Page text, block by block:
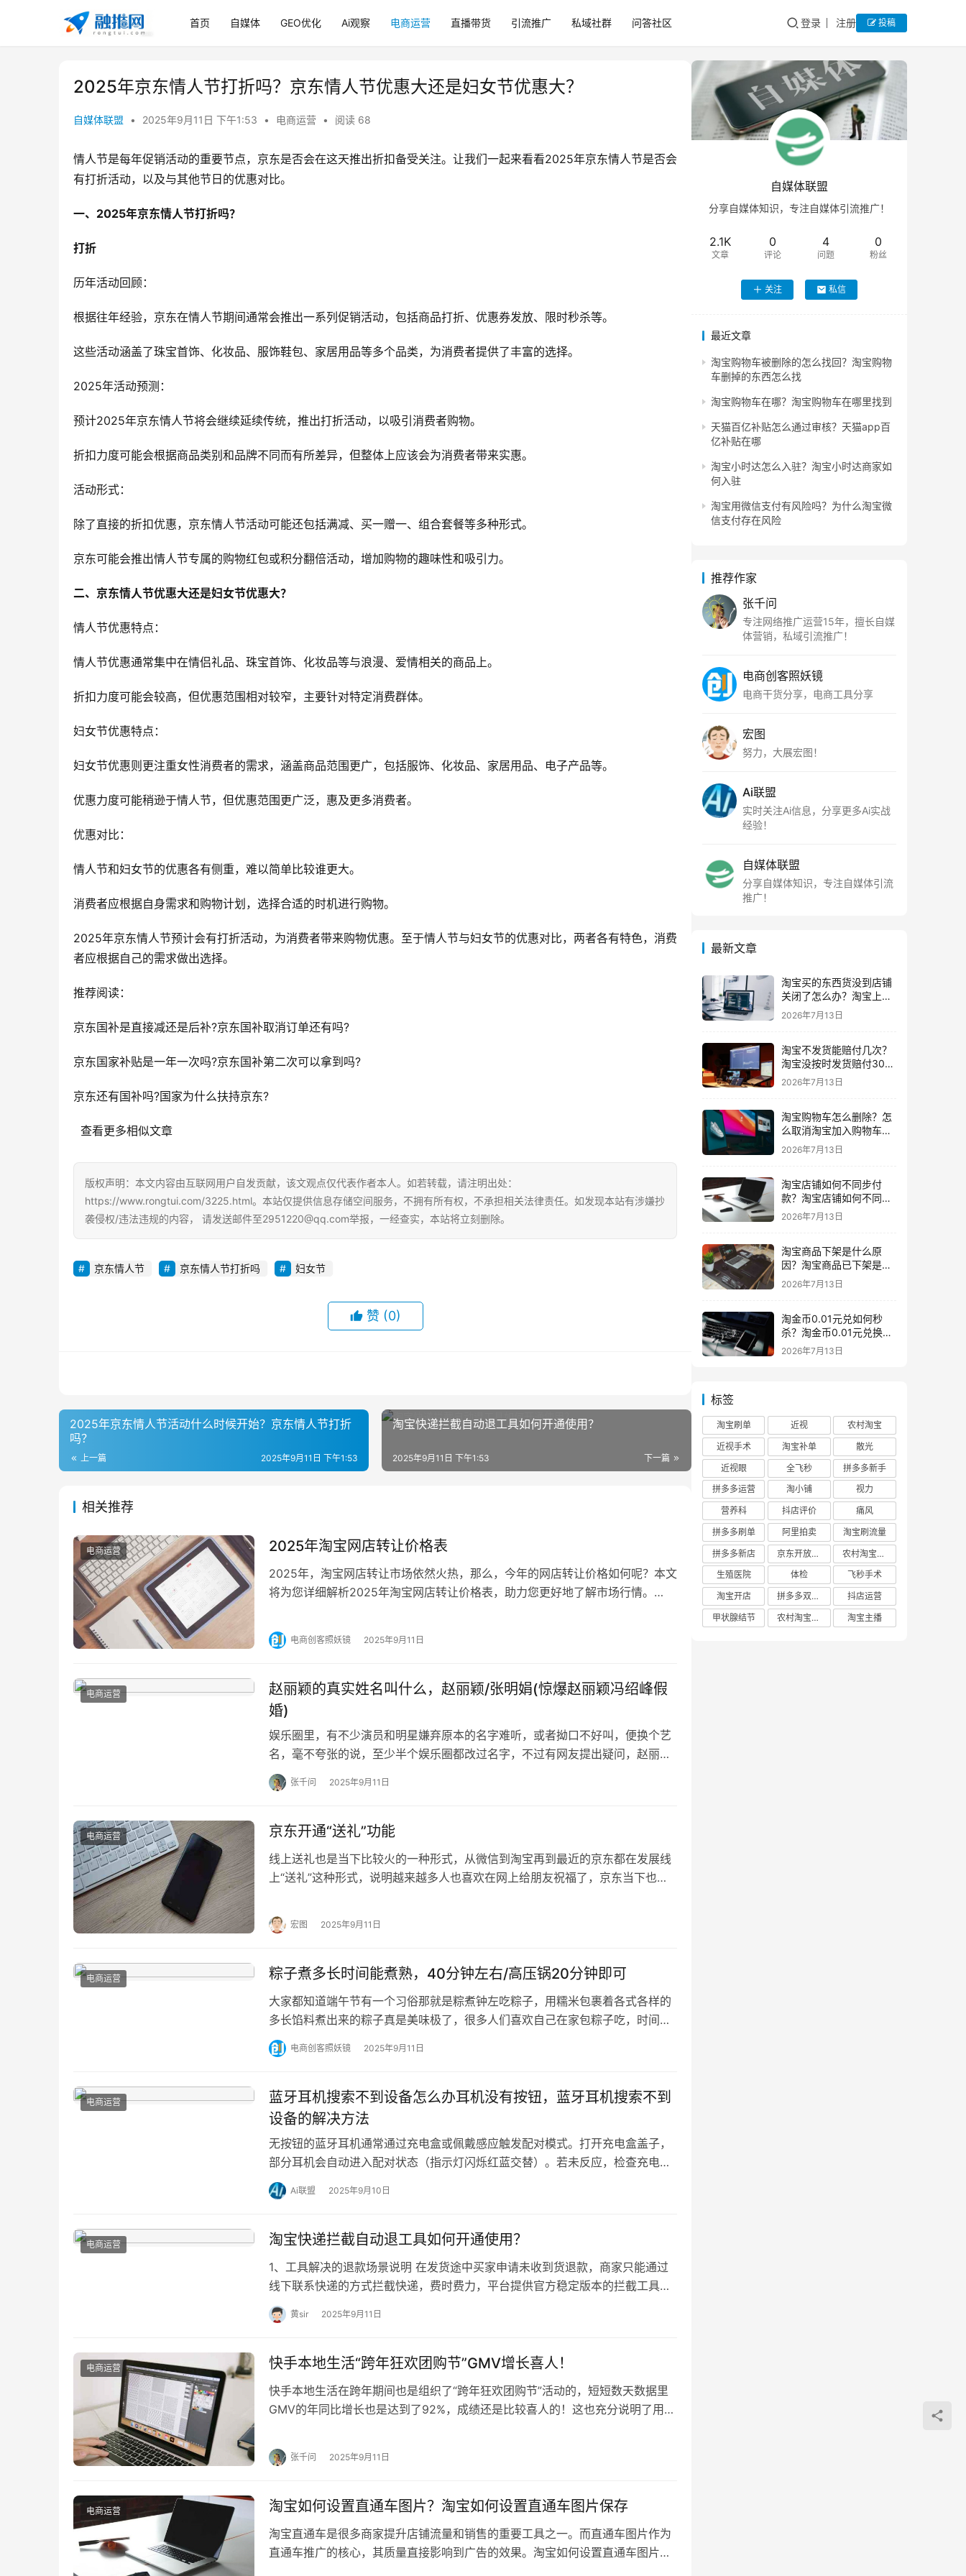
首页 自媒体 GEO优化 Ai观察 电商运营 直播带货 引流推广 私域社群 问答社区 登录 注册 投稿
2025年京东情人节打折吗？京东情人节优惠大还是妇女节优惠大？
自媒体联盟 • 2025年9月11日 下午1:53 • 电商运营 • 阅读 68
情人节是每年促销活动的重要节点，京东是否会在这天推出折扣备受关注。让我们一起来看看2025年京东情人节是否会
有打折活动，以及与其他节日的优惠对比。
一、2025年京东情人节打折吗？
打折
历年活动回顾：
根据往年经验，京东在情人节期间通常会推出一系列促销活动，包括商品打折、优惠券发放、限时秒杀等。
这些活动涵盖了珠宝首饰、化妆品、服饰鞋包、家居用品等多个品类，为消费者提供了丰富的选择。
2025年活动预测：
预计2025年京东情人节将会继续延续传统，推出打折活动，以吸引消费者购物。
折扣力度可能会根据商品类别和品牌不同而有所差异，但整体上应该会为消费者带来实惠。
活动形式：
除了直接的折扣优惠，京东情人节活动可能还包括满减、买一赠一、组合套餐等多种形式。
京东可能会推出情人节专属的购物红包或积分翻倍活动，增加购物的趣味性和吸引力。
二、京东情人节优惠大还是妇女节优惠大？
情人节优惠特点：
情人节优惠通常集中在情侣礼品、珠宝首饰、化妆品等与浪漫、爱情相关的商品上。
折扣力度可能会较高，但优惠范围相对较窄，主要针对特定消费群体。
妇女节优惠特点：
妇女节优惠则更注重女性消费者的需求，涵盖商品范围更广，包括服饰、化妆品、家居用品、电子产品等。
优惠力度可能稍逊于情人节，但优惠范围更广泛，惠及更多消费者。
优惠对比：
情人节和妇女节的优惠各有侧重，难以简单比较谁更大。
消费者应根据自身需求和购物计划，选择合适的时机进行购物。
2025年京东情人节预计会有打折活动，为消费者带来购物优惠。至于情人节与妇女节的优惠对比，两者各有特色，消费
者应根据自己的需求做出选择。
推荐阅读：
京东国补是直接减还是后补?京东国补取消订单还有吗?
京东国家补贴是一年一次吗?京东国补第二次可以拿到吗?
京东还有国补吗?国家为什么扶持京东?
  查看更多相似文章
版权声明：本文内容由互联网用户自发贡献，该文观点仅代表作者本人。如若转载，请注明出处：
https://www.rongtui.com/3225.html。本站仅提供信息存储空间服务，不拥有所有权，不承担相关法律责任。如发现本站有涉嫌抄
袭侵权/违法违规的内容， 请发送邮件至2951220@qq.com举报，一经查实，本站将立刻删除。
京东情人节 京东情人节打折吗 妇女节
赞 (0)
2025年京东情人节活动什么时候开始？京东情人节打折
吗？
上一篇 2025年9月11日 下午1:53
淘宝快递拦截自动退工具如何开通使用？
下一篇
2025年9月11日 下午1:53
相关推荐
电商运营 2025年淘宝网店转让价格表
2025年，淘宝网店转让市场依然火热，那么，今年的网店转让价格如何呢？本文
将为您详细解析2025年淘宝网店转让价格表，助力您更好地了解市场行情。
电商创客照妖镜 2025年9月11日
电商运营
赵丽颖的真实姓名叫什么，赵丽颖/张明娟(惊爆赵丽颖冯绍峰假
婚)
娱乐圈里，有不少演员和明星嫌弃原本的名字难听，或者拗口不好叫，便换个艺
名，毫不夸张的说，至少半个娱乐圈都改过名字，不过有网友提出疑问，赵丽颖
来自农村，她是不是改过名字？赵丽颖的真实…
张千问 2025年9月11日
电商运营 京东开通“送礼”功能
线上送礼也是当下比较火的一种形式，从微信到淘宝再到最近的京东都在发展线
上“送礼”这种形式，说明越来越多人也喜欢在网上给朋友祝福了，京东当下也是
宏图 2025年9月11日
电商运营 粽子煮多长时间能煮熟，40分钟左右/高压锅20分钟即可
大家都知道端午节有一个习俗那就是粽煮钟左吃粽子，用糯米包裹着各式各样的
多长馅料煮出来的粽子真是美味极了，很多人们喜欢自己在家包粽子吃，时间熟
分神奇那粽子煮多长时间能煮熟呢？没煮熟或…
电商创客照妖镜 2025年9月11日
电商运营
蓝牙耳机搜索不到设备怎么办耳机没有按钮，蓝牙耳机搜索不到
设备的解决方法
无按钮的蓝牙耳机通常通过充电盒或佩戴感应触发配对模式。打开充电盒盖子，
部分耳机会自动进入配对状态（指示灯闪烁红蓝交替）。若未反应，检查充电盒
是否有隐藏的配对键（如长按盒内按键3-5…
Ai联盟 2025年9月10日
电商运营 淘宝快递拦截自动退工具如何开通使用？
1、工具解决的退款场景说明 在发货途中买家申请未收到货退款，商家只能通过
线下联系快递的方式拦截快递，费时费力，平台提供官方稳定版本的拦截工具，
帮助商家直接触发快递拦截指令并极速完成…
黄sir 2025年9月11日
电商运营 快手本地生活“跨年狂欢团购节”GMV增长喜人！
快手本地生活在跨年期间也是组织了“跨年狂欢团购节”活动的，短短数天数据里
GMV的年同比增长也是达到了92%，成绩还是比较喜人的！这也充分说明了用户
张千问 2025年9月11日
电商运营 淘宝如何设置直通车图片？淘宝如何设置直通车图片保存
淘宝直通车是很多商家提升店铺流量和销售的重要工具之一。而直通车图片作为
直通车推广的核心，其质量直接影响到广告的效果。淘宝如何设置直通车图片
自媒体联盟
分享自媒体知识，专注自媒体引流推广！
2.1K
文章
0
评论
4
问题
0
粉丝
关注 私信
最近文章
淘宝购物车被删除的怎么找回？淘宝购物
车删掉的东西怎么找
淘宝购物车在哪？淘宝购物车在哪里找到
天猫百亿补贴怎么通过审核？天猫app百
亿补贴在哪
淘宝小时达怎么入驻？淘宝小时达商家如
何入驻
淘宝用微信支付有风险吗？为什么淘宝微
信支付存在风险
推荐作家
张千问
专注网络推广运营15年，擅长自媒
体营销，私域引流推广！
电商创客照妖镜
电商干货分享，电商工具分享
宏图
努力，大展宏图！
Ai联盟
实时关注Ai信息，分享更多Ai实战
经验！
自媒体联盟
分享自媒体知识，专注自媒体引流
推广！
最新文章
淘宝买的东西货没到店铺
关闭了怎么办？淘宝上买
东西货没收到店铺关闭了
我可以申请退款吗
2026年7月13日
淘宝不发货能赔付几次？
淘宝没按时发货赔付30%
还会发货吗要赔付几次
2026年7月13日
淘宝购物车怎么删除？怎
么取消淘宝加入购物车的
东西
2026年7月13日
淘宝店铺如何不同步付
款？淘宝店铺如何不同步
闲鱼
2026年7月13日
淘宝商品下架是什么原
因？淘宝商品已下架是什
么意思一般下架是为什么
2026年7月13日
淘金币0.01元兑如何秒
杀？淘金币0.01元兑换在
哪如何兑换
2026年7月13日
标签
淘宝刷单 近视
农村淘宝
近视手术
淘宝补单
散光
近视眼
全飞秒
拼多多新手
拼多多运营
淘小铺
视力
营养科
抖店评价
痛风
拼多多刷单
阿里拍卖
淘宝刷流量
拼多多新店
京东开放平台
农村淘宝快递
生殖医院
体检
飞秒手术
淘宝开店
拼多多双十二
抖店运营
甲状腺结节
农村淘宝店铺 淘宝主播